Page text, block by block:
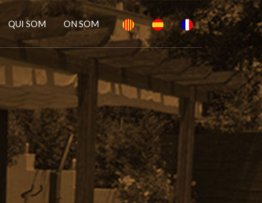
QUI SOM ON SOM